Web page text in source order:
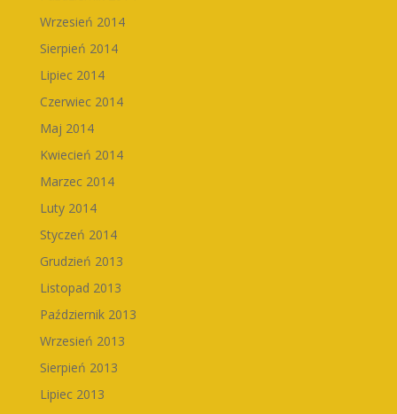
Wrzesień 2014
Sierpień 2014
Lipiec 2014
Czerwiec 2014
Maj 2014
Kwiecień 2014
Marzec 2014
Luty 2014
Styczeń 2014
Grudzień 2013
Listopad 2013
Październik 2013
Wrzesień 2013
Sierpień 2013
Lipiec 2013